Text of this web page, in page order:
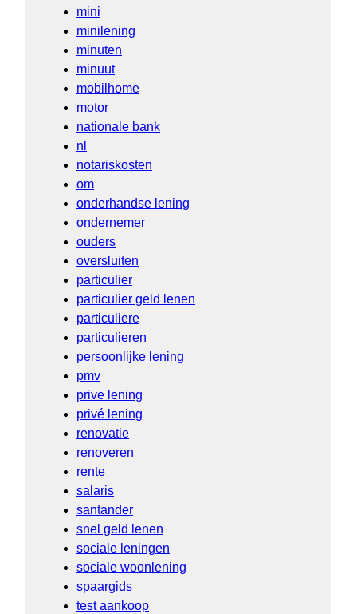
mini
minilening
minuten
minuut
mobilhome
motor
nationale bank
nl
notariskosten
om
onderhandse lening
ondernemer
ouders
oversluiten
particulier
particulier geld lenen
particuliere
particulieren
persoonlijke lening
pmv
prive lening
privé lening
renovatie
renoveren
rente
salaris
santander
snel geld lenen
sociale leningen
sociale woonlening
spaargids
test aankoop